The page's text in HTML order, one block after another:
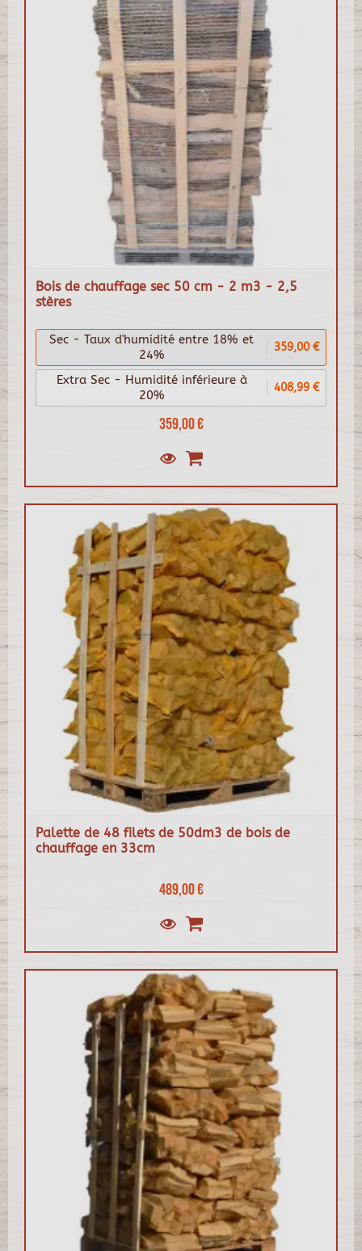
Bois de chauffage sec 50 cm - 2 m3 - 2,5
stères
359,00 €
Sec - Taux d'humidité entre 18% et
24%
359,00 €
Extra Sec - Humidité inférieure à
20%
408,99 €
Palette de 48 filets de 50dm3 de bois de
chauffage en 33cm
489,00 €